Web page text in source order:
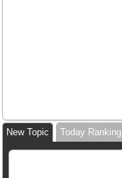
New Topic Today Ranking